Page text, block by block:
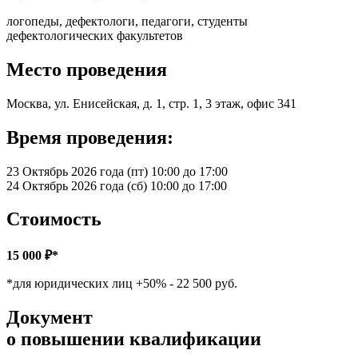
логопеды, дефектологи, педагоги, студенты
дефектологических факультетов
Место проведения
Москва, ул. Енисейская, д. 1, стр. 1, 3 этаж, офис 341
Время проведения:
23 Октябрь 2026 года (пт) 10:00 до 17:00
24 Октябрь 2026 года (сб) 10:00 до 17:00
Стоимость
15 000 ₽*
*для юридических лиц +50% - 22 500 руб.
Документ
о повышении квалификации